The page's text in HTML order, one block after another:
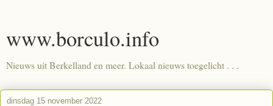
www.borculo.info
Nieuws uit Berkelland en meer. Lokaal nieuws toegelicht . . .
dinsdag 15 november 2022